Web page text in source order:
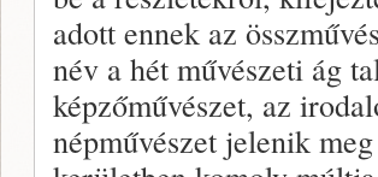
adott ennek az
név a hét művészeti ág
képzőművészet, az
népművészet jelenik